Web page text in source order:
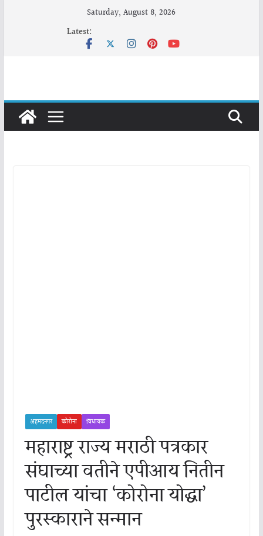
Saturday, August 8, 2026
Latest:
अहमदनगर कोरोना विधायक
महाराष्ट्र राज्य मराठी पत्रकार
संघाच्या वतीने एपीआय नितीन
पाटील यांचा ‘कोरोना योद्धा’
पुरस्काराने सन्मान